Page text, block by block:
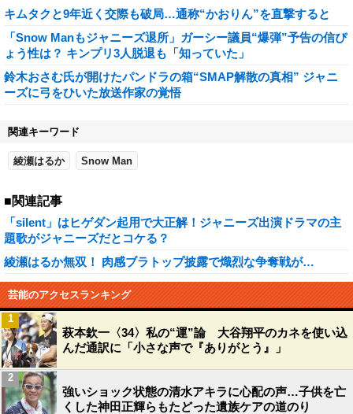
キムタクと9年近く交際も破局…通称“かおりん”を直撃すると
「Snow Manもジャニーズ退所」ガーシー議員“爆弾”予告の信ぴ
ょう性は？ キンプリ3人脱退も「知っていた」
鈴木おさむ氏が開けたパンドラの箱“SMAP解散の真相” ジャニ
ーズに弓をひいた放送作家の覚悟
関連キーワード
綾瀬はるか Snow Man
■関連記事
「silent」はヒゲダン起用で大正解！ジャニーズ出演ドラマの主
題歌がジャニーズだとコケる？
綾瀬はるか無双！ 肉感ブラトップ披露で熾烈な争奪戦が…
芸能のアクセスランキング
萩本欽一〈34〉私の“運”論 大谷翔平のカネを使い込
んだ通訳に「小さな声で『ありがとう』」
1
強いショック状態の清水アキラに心配の声…子供を亡
くした神田正輝らもたどった遺族ケアの道のり
2